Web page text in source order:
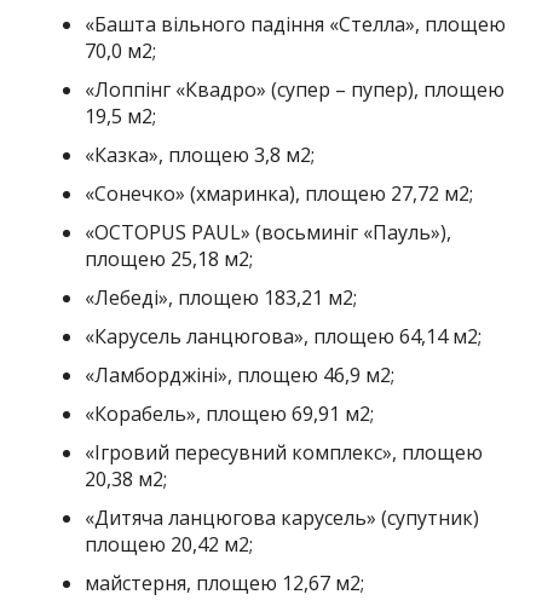
«Башта вільного падіння «Стелла», площею
70,0 м2;
«Лоппінг «Квадро» (супер – пупер), площею
19,5 м2;
«Казка», площею 3,8 м2;
«Сонечко» (хмаринка), площею 27,72 м2;
«OCTOPUS PAUL» (восьминіг «Пауль»),
площею 25,18 м2;
«Лебеді», площею 183,21 м2;
«Карусель ланцюгова», площею 64,14 м2;
«Ламборджіні», площею 46,9 м2;
«Корабель», площею 69,91 м2;
«Ігровий пересувний комплекс», площею
20,38 м2;
«Дитяча ланцюгова карусель» (супутник)
площею 20,42 м2;
майстерня, площею 12,67 м2;